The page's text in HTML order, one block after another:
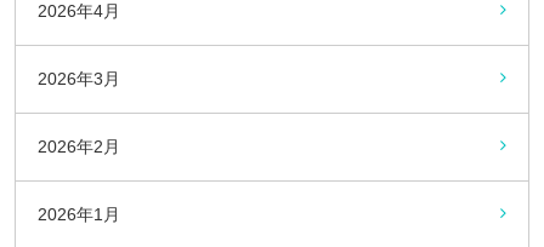
2026年4月
2026年3月
2026年2月
2026年1月